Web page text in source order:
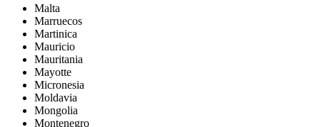
Malta
Marruecos
Martinica
Mauricio
Mauritania
Mayotte
Micronesia
Moldavia
Mongolia
Montenegro